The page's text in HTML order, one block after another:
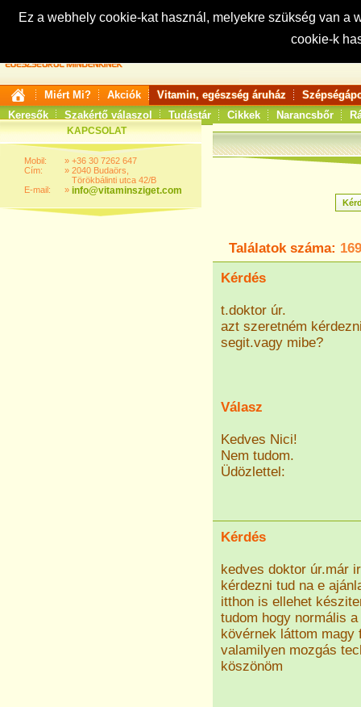
Ez a webhely cookie-kat használ, melyekre szükség van
cookie-k
Keresés:
Miért Mi? Akciók Vitamin, egészség áruház
Keresők
Szakértő válaszol Tudástár Cikkek Narancsbőr
KAPCSOLAT
Mobil:
Cím:
E-mail:
»
»
»
+36 30 7262 647
2040 Budaörs,
Törökbálinti utca 42/B
info@vitaminsziget.com
Találatok száma:
Kérdés
t.doktor úr.
azt szeretném
segit.vagy mibe?
Válasz
Kedves Nici!
Nem tudom.
Üdözlettel:
Kérdés
kedves doktor úr.már
kérdezni tud na e
itthon is ellehet
tudom hogy normális
kövérnek láttom magy
valamilyen mozgás
köszönöm